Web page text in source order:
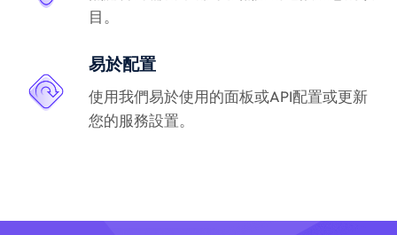
目。
易於配置
使用我們易於使用的面板或API配置或更新
您的服務設置。